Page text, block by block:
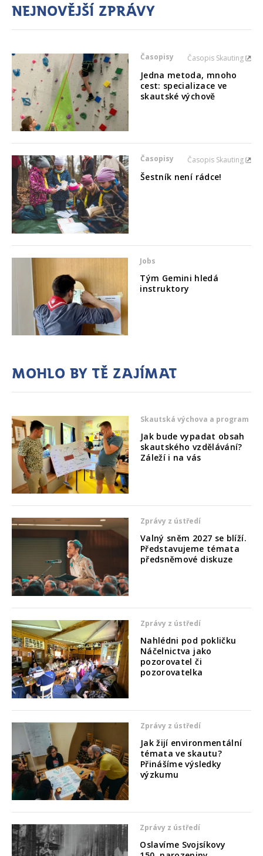
Nejnovější zprávy
Časopisy Časopis Skauting
Jedna metoda, mnoho
cest: specializace ve
skautské výchově
Časopisy Časopis Skauting
Šestník není rádce!
Jobs
Tým Gemini hledá
instruktory
Mohlo by tě zajímat
Skautská výchova a program
Jak bude vypadat obsah
skautského vzdělávání?
Záleží i na vás
Zprávy z ústředí
Valný sněm 2027 se blíží.
Představujeme témata
předsněmové diskuze
Zprávy z ústředí
Nahlédni pod pokličku
Náčelnictva jako
pozorovatel či
pozorovatelka
Zprávy z ústředí
Jak žijí environmentální
témata ve skautu?
Přinášíme výsledky
výzkumu
Zprávy z ústředí
Oslavíme Svojsíkovy